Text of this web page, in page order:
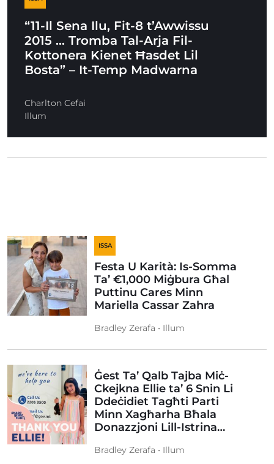
“11-Il Sena Ilu, Fit-8 t’Awwissu
2015 … Tromba Tal-Arja Fil-
Kottonera Kienet Ħasdet Lil
Bosta” – It-Temp Madwarna
Charlton Cefai
Illum
ISSA
Festa U Karità: Is-Somma
Ta’ €1,000 Miġbura Għal
Puttinu Cares Minn
Mariella Cassar Zahra
Bradley Zerafa • Illum
Ġest Ta’ Qalb Tajba Miċ-
Ckejkna Ellie ta’ 6 Snin Li
Ddeċidiet Tagħti Parti
Minn Xagħarha Bħala
Donazzjoni Lill-Istrina…
Bradley Zerafa • Illum